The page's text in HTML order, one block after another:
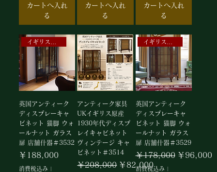
カートへ入れ
る
カートへ入れ
る
カートへ入れ
る
英国アンティーク
ディスプレーキャ
ビネット 猫脚 ウォ
ールナット ガラス
扉 店舗什器＃3532
価格
￥188,000
消費税込み |
アンティーク家具
UKイギリス原産
1930年代ディスプ
レイキャビネット
ヴィンテージ キャ
ビネット＃3514
通常価格
￥208,000 セール価格
￥82,000
英国アンティーク
ディスプレーキャ
ビネット 猫脚 ウォ
ールナット ガラス
扉 店舗什器＃3529
通常価格
￥178,000 セール価格
￥96,000
消費税込み|